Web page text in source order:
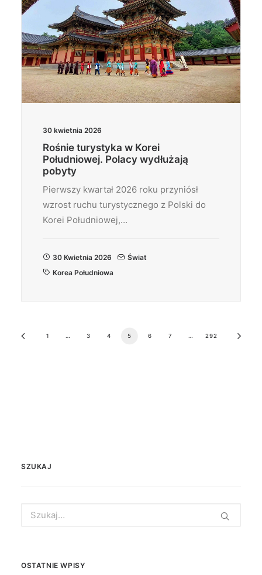
30 kwietnia 2026
Rośnie turystyka w Korei
Południowej. Polacy wydłużają
pobyty
Pierwszy kwartał 2026 roku przyniósł
wzrost ruchu turystycznego z Polski do
Korei Południowej,…
30 Kwietnia 2026
Świat
Korea Południowa
1 … 3 4 5 6 7 … 292
SZUKAJ
for:
OSTATNIE WPISY